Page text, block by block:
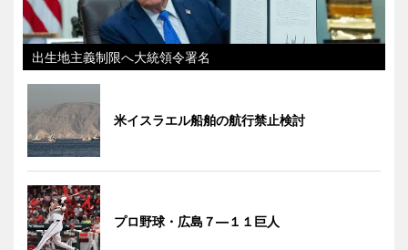
出生地主義制限へ大統領令署名
米イスラエル船舶の航行禁止検討
プロ野球・広島７―１１巨人